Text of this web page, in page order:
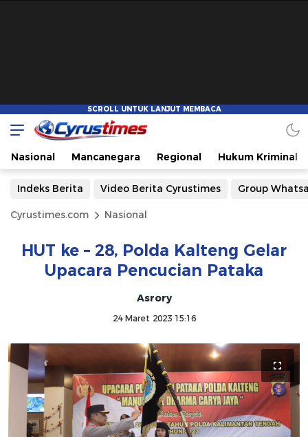
Nasional Mancanegara Regional Hukum Kriminal
Indeks Berita Video Berita Cyrustimes Group
Cyrustimes.com Nasional
HUT ke – 28, Polda Kalteng Gelar
Upacara Pencucian Pataka
Asrory
24 Maret 2023 15:16